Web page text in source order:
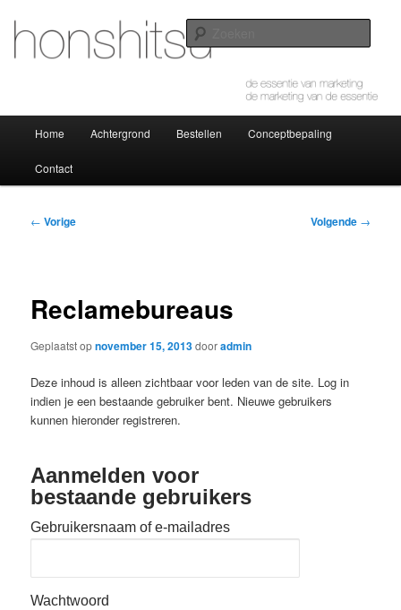
naar
Home Achtergrond Bestellen Conceptbepaling
Contact
Bericht
← Vorige Volgende →
Reclamebureaus
Geplaatst opnovember 15, 2013dooradmin
Deze inhoud is alleen zichtbaar voor leden van de site. Log in
indien je een bestaande gebruiker bent. Nieuwe gebruikers
kunnen hieronder registreren.
Aanmelden voor
bestaande gebruikers
Gebruikersnaam of e-mailadres
Wachtwoord